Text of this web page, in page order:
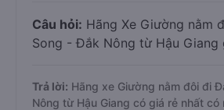
Câu hỏi: Hãng Xe Giường nằm
Song - Đắk Nông từ Hậu Giang
Trả lời: Hãng xe Giường nằm đôi đi
Nông từ Hậu Giang có giá rẻ nhất có